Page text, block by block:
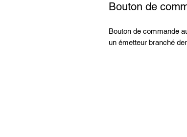
Bouton de
Bouton de commande
un émetteur branché